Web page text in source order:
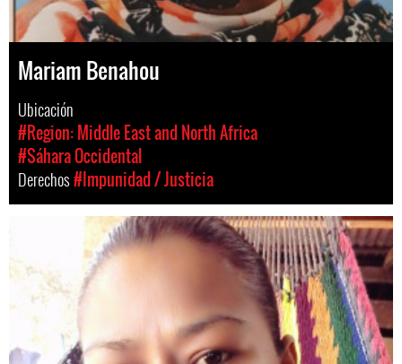
Mariam Benahou
Ubicación
#Region: Middle East and North Africa
#Sáhara Occidental
Derechos#Impunidad / Justicia